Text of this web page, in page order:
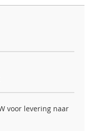
voor levering naar